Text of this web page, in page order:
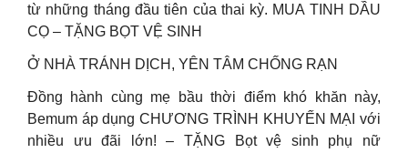
từ những tháng đầu tiên của thai kỳ. MUA TINH DẦU
CỌ – TẶNG BỌT VỆ SINH
Ở NHÀ TRÁNH DỊCH, YÊN TÂM CHỐNG RẠN
Đồng hành cùng mẹ bầu thời điểm khó khăn này,
Bemum áp dụng CHƯƠNG TRÌNH KHUYẾN MẠI với
nhiều ưu đãi lớn! – TẶNG Bọt vệ sinh phụ nữ